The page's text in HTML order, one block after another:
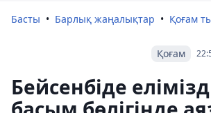
Басты Барлық жаңалықтар Қоғам
Қоғам
Бейсенбіде